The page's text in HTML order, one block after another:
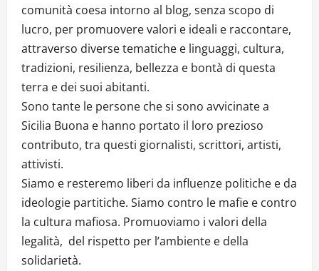
comunità coesa intorno al blog, senza scopo di
lucro, per promuovere valori e ideali e raccontare,
attraverso diverse tematiche e linguaggi, cultura,
tradizioni, resilienza, bellezza e bontà di questa
terra e dei suoi abitanti.
Sono tante le persone che si sono avvicinate a
Sicilia Buona e hanno portato il loro prezioso
contributo, tra questi giornalisti, scrittori, artisti,
attivisti.
Siamo e resteremo liberi da influenze politiche e da
ideologie partitiche. Siamo contro le mafie e contro
la cultura mafiosa. Promuoviamo i valori della
legalità, del rispetto per l’ambiente e della
solidarietà.